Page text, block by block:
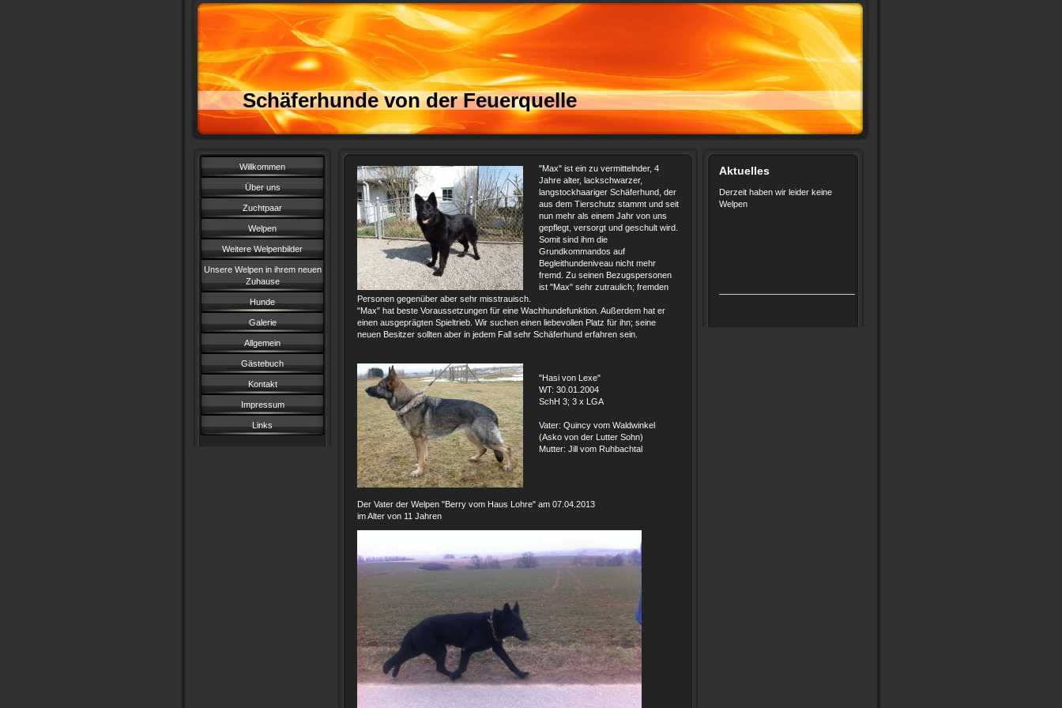
Schäferhunde von der Feuerquelle
Willkommen
Über uns
Zuchtpaar
Welpen
Weitere Welpenbilder
Unsere Welpen in ihrem neuen
Zuhause
Hunde
Galerie
Allgemein
Gästebuch
Kontakt
Impressum
Links
"Max" ist ein zu vermittelnder, 4
Jahre alter, lackschwarzer,
langstockhaariger Schäferhund, der
aus dem Tierschutz stammt und seit
nun mehr als einem Jahr von uns
gepflegt, versorgt und geschult wird.
Somit sind ihm die
Grundkommandos auf
Begleithundeniveau nicht mehr
fremd. Zu seinen Bezugspersonen
ist "Max" sehr zutraulich; fremden
Personen gegenüber aber sehr misstrauisch.
"Max" hat beste Voraussetzungen für eine Wachhundefunktion. Außerdem hat er
einen ausgeprägten Spieltrieb. Wir suchen einen liebevollen Platz für ihn; seine
neuen Besitzer sollten aber in jedem Fall sehr Schäferhund erfahren sein.
"Hasi von Lexe"
WT: 30.01.2004
SchH 3; 3 x LGA
Vater: Quincy vom Waldwinkel
(Asko von der Lutter Sohn)
Mutter: Jill vom Ruhbachtal
Der Vater der Welpen "Berry vom Haus Lohre" am 07.04.2013
im Alter von 11 Jahren
Aktuelles
Derzeit haben wir leider keine
Welpen